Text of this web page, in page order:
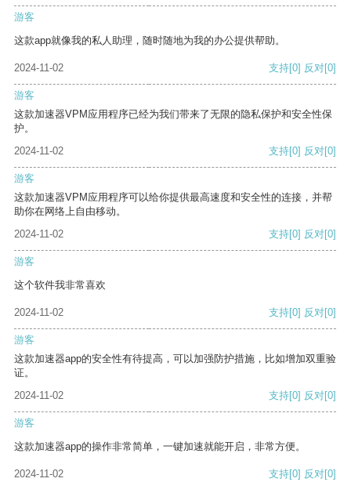
游客
这款app就像我的私人助理，随时随地为我的办公提供帮助。
2024-11-02 支持[0] 反对[0]
游客
这款加速器VPM应用程序已经为我们带来了无限的隐私保护和安全性保
护。
2024-11-02
支持[0] 反对[0]
游客
这款加速器VPM应用程序可以给你提供最高速度和安全性的连接，并帮
助你在网络上自由移动。
2024-11-02
支持[0] 反对[0]
游客
这个软件我非常喜欢
2024-11-02 支持[0] 反对[0]
游客
这款加速器app的安全性有待提高，可以加强防护措施，比如增加双重验
证。
2024-11-02
支持[0] 反对[0]
游客
这款加速器app的操作非常简单，一键加速就能开启，非常方便。
2024-11-02 支持[0] 反对[0]